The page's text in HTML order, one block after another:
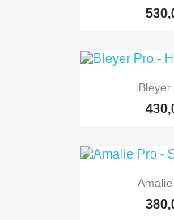
Bleyer